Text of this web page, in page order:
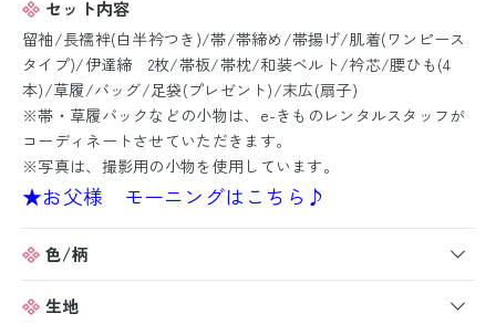
セット内容
留袖/長襦袢(白半衿つき)/帯/帯締め/帯揚げ/肌着(ワンピース
タイプ)/伊達締 2枚/帯板/帯枕/和装ベルト/衿芯/腰ひも(4
本)/草履/バッグ/足袋(プレゼント)/末広(扇子)
※帯・草履バックなどの小物は、e-きものレンタルスタッフが
コーディネートさせていただきます。
※写真は、撮影用の小物を使用しています。
★お父様 モーニングはこちら♪
色/柄
生地